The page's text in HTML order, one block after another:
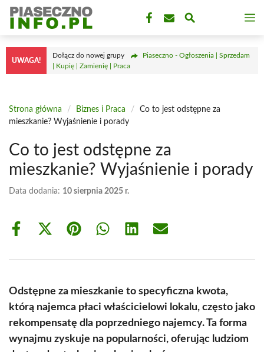
Przejdź
treści
UWAGA!
Dołącz do nowej grupy
Piaseczno - Ogłoszenia | Sprzedam
| Kupię | Zamienię | Praca
Strona główna / Biznes i Praca /
Co to jest odstępne za
mieszkanie? Wyjaśnienie i porady
Co to jest odstępne za
mieszkanie? Wyjaśnienie i porady
Data dodania: 10 sierpnia 2025 r.
Share
Share
(Twitter)
Share Share Share Share
Odstępne za mieszkanie to specyficzna kwota,
którą najemca płaci właścicielowi lokalu, często jako
rekompensatę dla poprzedniego najemcy. Ta forma
wynajmu zyskuje na popularności, oferując ludziom